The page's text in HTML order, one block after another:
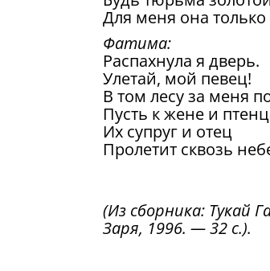
Для меня она
Фатима:
Распахнула я дверь.
Улетай, мой певец!
В том лесу за меня
Пусть к жене и
Их супруг и отец
Пролетит сквозь
(Из сборника: Тукай
Заря, 1996. — 32 с.).